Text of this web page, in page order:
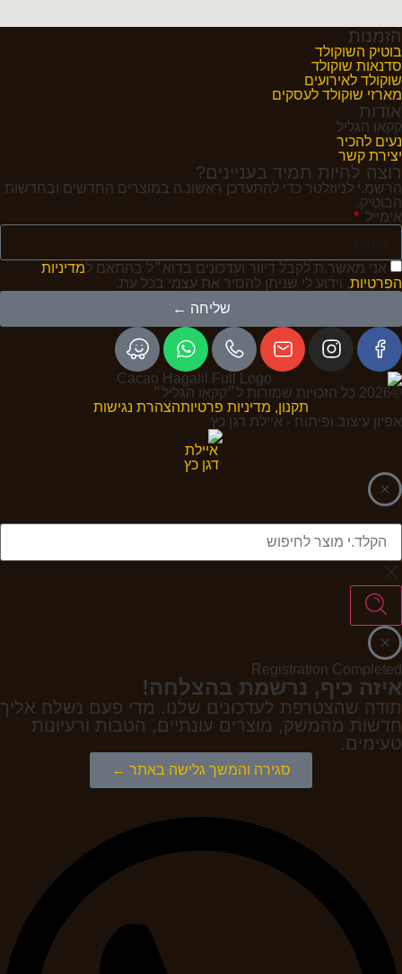
הזמנות
בוטיק השוקולד
סדנאות שוקולד
שוקולד לאירועים
מארזי שוקולד לעסקים
אודות
קקאו הגליל
נעים להכיר
יצירת קשר
רוצה להיות תמיד בעניינים?
הרשמ.י לניוזלטר כדי להתעדכן ראשונ.ה במוצרים החדשים ובחדשות
הבוטיק.
אימייל
אני מאשר.ת לקבל דיוור ועדכונים בדוא״ל בהתאם למדיניות
הפרטיות, וידוע לי שניתן להסיר את עצמי בכל עת.
שליחה ←
©2026 כל הזכויות שמורות ל״קקאו הגליל״
תקנון, מדיניות פרטיותהצהרת נגישות
אפיון עיצוב ופיתוח - איילת דגן כץ
Registration Completed
איזה כיף, נרשמת בהצלחה!
תודה שהצטרפת לעדכונים שלנו. מדי פעם נשלח אליך
חדשות מהמשק, מוצרים עונתיים, הטבות ורעיונות
טעימים.
סגירה והמשך גלישה באתר ←